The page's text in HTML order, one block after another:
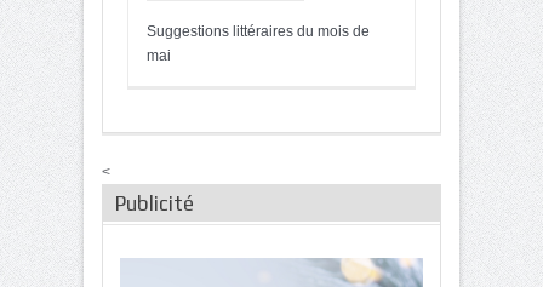
Suggestions littéraires du mois de
mai
<
Publicité